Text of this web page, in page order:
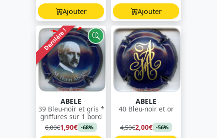
Ajouter Ajouter
Dernière !
ABELE
39 Bleu-noir et gris *
griffures sur 1 bord
6,00€1,90€ -68%
ABELE
40 Bleu-noir et or
4,50€2,00€ -56%